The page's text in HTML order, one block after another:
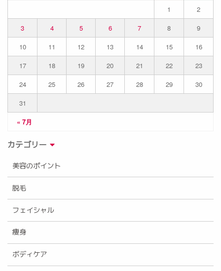
« 7月
1
2
3
4 5 6 7 8
9
10
11 12 13 14 15
16
17
18 19 20 21 22
23
24
25 26 27 28 29
30
31
カテゴリー
美容のポイント
脱毛
フェイシャル
痩身
ボディケア